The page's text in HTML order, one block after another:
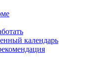
календарь